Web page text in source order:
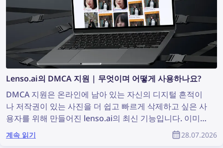
Lenso.ai의 DMCA 지원 | 무엇이며 어떻게 사용하나요?
DMCA 지원은 온라인에 남아 있는 자신의 디지털 흔적이
나 저작권이 있는 사진을 더 쉽고 빠르게 삭제하고 싶은 사
용자를 위해 만들어진 lenso.ai의 최신 기능입니다. 이미
지가 발견된 웹사이트에 DMCA 삭제를 요청할 때 사용할
수 있는, 바로 복사해 붙여넣을 수 있는 이메일을 자동으로
계속 읽기 28.07.2026